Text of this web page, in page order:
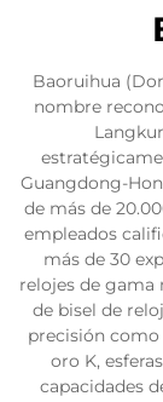
Baoruihua
nombre
Guangdong-
de más de
empleados
más de 30
relojes de gama
de bisel de
precisión como
oro K,
capacidades